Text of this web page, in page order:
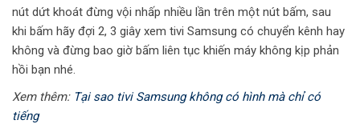
nút dứt khoát đừng vội nhấp nhiều lần trên một nút bấm, sau
khi bấm hãy đợi 2, 3 giây xem tivi Samsung có chuyển kênh hay
không và đừng bao giờ bấm liên tục khiến máy không kịp phản
hồi bạn nhé.
Xem thêm: Tại sao tivi Samsung không có hình mà chỉ có
tiếng